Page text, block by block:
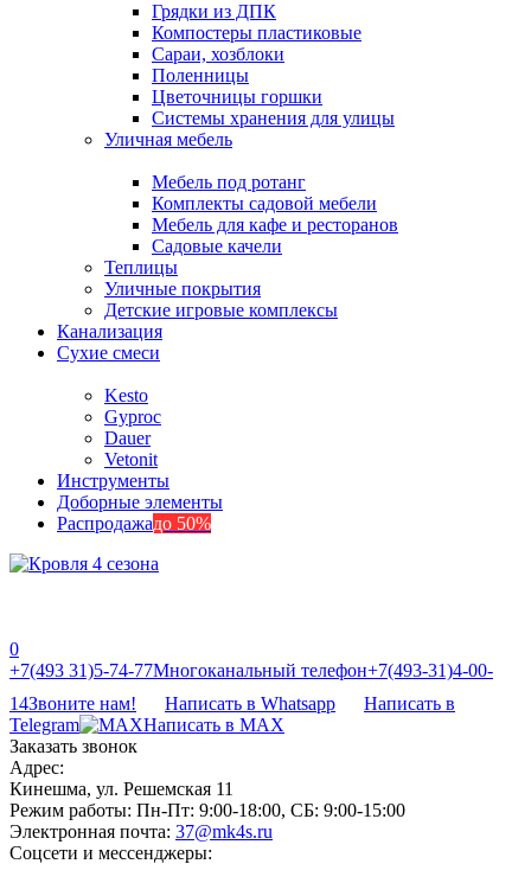
Грядки из ДПК
Компостеры пластиковые
Сараи, хозблоки
Поленницы
Цветочницы горшки
Системы хранения для улицы
Уличная мебель
Мебель под ротанг
Комплекты садовой мебели
Мебель для кафе и ресторанов
Садовые качели
Теплицы
Уличные покрытия
Детские игровые комплексы
Канализация
Сухие смеси
Kesto
Gyproc
Dauer
Vetonit
Инструменты
Доборные элементы
Распродажадо 50%
0
‎‎+7(493 31)5-74-77Многоканальный телефон‎‎+7(493-31)4-00-
14Звоните нам! Написать в Whatsapp
Написать в
Telegram
Написать в MAX
Заказать звонок
Адрес:
Кинешма, ул. Решемская 11
Режим работы: Пн-Пт: 9:00-18:00, СБ: 9:00-15:00
Электронная почта: 37@mk4s.ru
Соцсети и мессенджеры: